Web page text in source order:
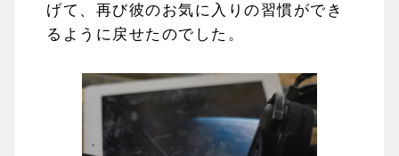
げて、再び彼のお気に入りの習慣ができ
るように戻せたのでした。